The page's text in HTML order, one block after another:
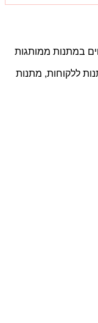
במתנות ממותגות
ללקוחות, מתנות